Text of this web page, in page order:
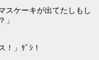
スケーキが出てたしもし
」
！」ｹﾞｼ！